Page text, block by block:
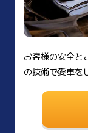
お客様の安全と
の技術で愛車を